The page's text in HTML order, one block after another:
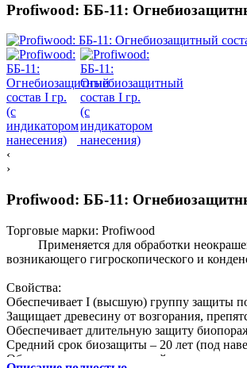
Profiwood: ББ-11:
‹
›
Profiwood: ББ-11:
Торговые марки: Profiwood
Применяется для обработки
возникающего гигроскопического и
Свойства:
Обеспечивает I (высшую) группу защиты
Защищает древесину от возгорания,
Обеспечивает длительную защиту
Средний срок биозащиты – 20 лет (под
Обладает отпугивающим действием против